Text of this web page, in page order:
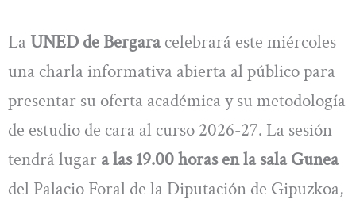
La UNED de Bergaracelebrará este miércoles
una charla informativa abierta al público para
presentar su oferta académica y su metodología
de estudio de cara al curso 2026-27. La sesión
tendrá lugar a las 19.00 horas en la sala Gunea
del Palacio Foral de la Diputación de Gipuzkoa,